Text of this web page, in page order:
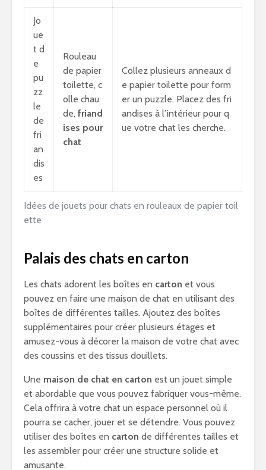
Idées de jouets pour chats en rouleaux de papier toil
ette
Jo
ue
t d
e
pu
zz
le
de
fri
an
dis
es
Rouleau
de papier
toilette, c
olle chau
de, friand
ises pour
chat
Collez plusieurs anneaux d
e papier toilette pour form
er un puzzle. Placez des fri
andises à l’intérieur pour q
ue votre chat les cherche.
Palais des chats en carton
Les chats adorent les boîtes en carton et vous
pouvez en faire une maison de chat en utilisant des
boîtes de différentes tailles. Ajoutez des boîtes
supplémentaires pour créer plusieurs étages et
amusez-vous à décorer la maison de votre chat avec
des coussins et des tissus douillets.
Une maison de chat en carton est un jouet simple
et abordable que vous pouvez fabriquer vous-même.
Cela offrira à votre chat un espace personnel où il
pourra se cacher, jouer et se détendre. Vous pouvez
utiliser des boîtes en carton de différentes tailles et
les assembler pour créer une structure solide et
amusante.